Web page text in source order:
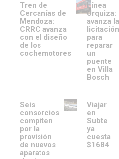
Tren de
Cercanías de
Mendoza:
CRRC avanza
con el diseño
de los
cochemotores
Línea
Urquiza:
avanza la
licitación
para
reparar
un
puente
en Villa
Bosch
Seis
consorcios
compiten
por la
provisión
de nuevos
aparatos
Viajar
en
Subte
ya
cuesta
$1684